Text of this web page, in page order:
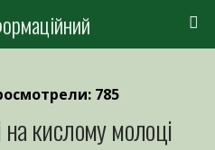
785
кислому молоці